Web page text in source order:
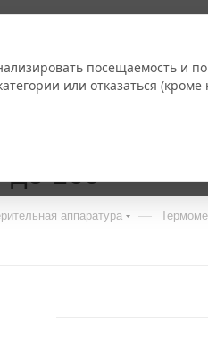
до 160
аппаратура —
посещаемость и
или отказаться